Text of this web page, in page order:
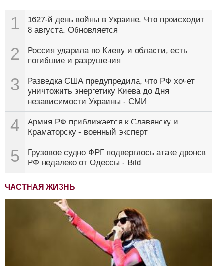
1
1627-й день войны в Украине. Что происходит
8 августа. Обновляется
2
Россия ударила по Киеву и области, есть
погибшие и разрушения
3
Разведка США предупредила, что РФ хочет
уничтожить энергетику Киева до Дня
независимости Украины - СМИ
4
Армия РФ приближается к Славянску и
Краматорску - военный эксперт
5
Грузовое судно ФРГ подверглось атаке дронов
РФ недалеко от Одессы - Bild
ЧАСТНАЯ ЖИЗНЬ